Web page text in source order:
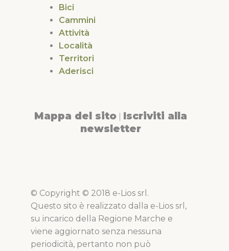
Bici
Cammini
Attività
Località
Territori
Aderisci
Mappa del sito Iscriviti alla
newsletter
© Copyright © 2018 e-Lios srl.
Questo sito è realizzato dalla e-Lios srl,
su incarico della Regione Marche e
viene aggiornato senza nessuna
periodicità, pertanto non può